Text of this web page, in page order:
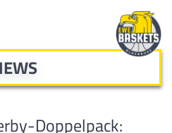
Doppelpack: